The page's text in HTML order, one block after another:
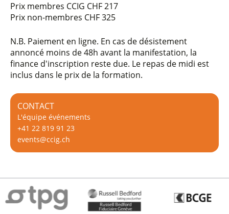
Prix membres CCIG CHF 217
Prix non-membres CHF 325
N.B. Paiement en ligne. En cas de désistement
annoncé moins de 48h avant la manifestation, la
finance d'inscription reste due. Le repas de midi est
inclus dans le prix de la formation.
CONTACT
L'équipe événements
+41 22 819 91 23
events@ccig.ch